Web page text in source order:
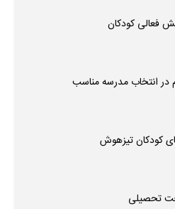
فعالی کودکان
در انتخاب مدرسه مناسب
کودکان تیزهوش
تحصیلی